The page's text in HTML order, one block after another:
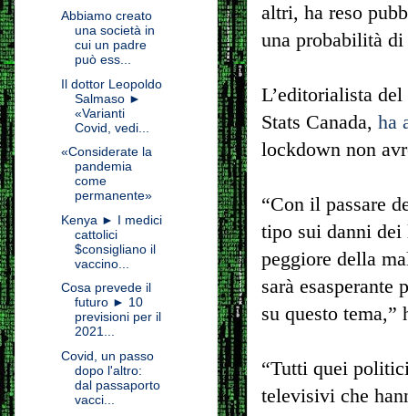
altri, ha reso
una probabilità
L’editorialista
Stats Canada, ha
lockdown non
“Con il passare
tipo sui danni dei
peggiore della
sarà esasperante
su questo tema,”
“Tutti quei
televisivi che
Abbiamo creato
una società in
cui un padre
può ess...
Il dottor Leopoldo
Salmaso ►
«Varianti
Covid, vedi...
«Considerate la
pandemia
come
permanente»
Kenya ► I medici
cattolici
$consigliano il
vaccino...
Cosa prevede il
futuro ► 10
previsioni per il
2021...
Covid, un passo
dopo l'altro:
dal passaporto
vacci...